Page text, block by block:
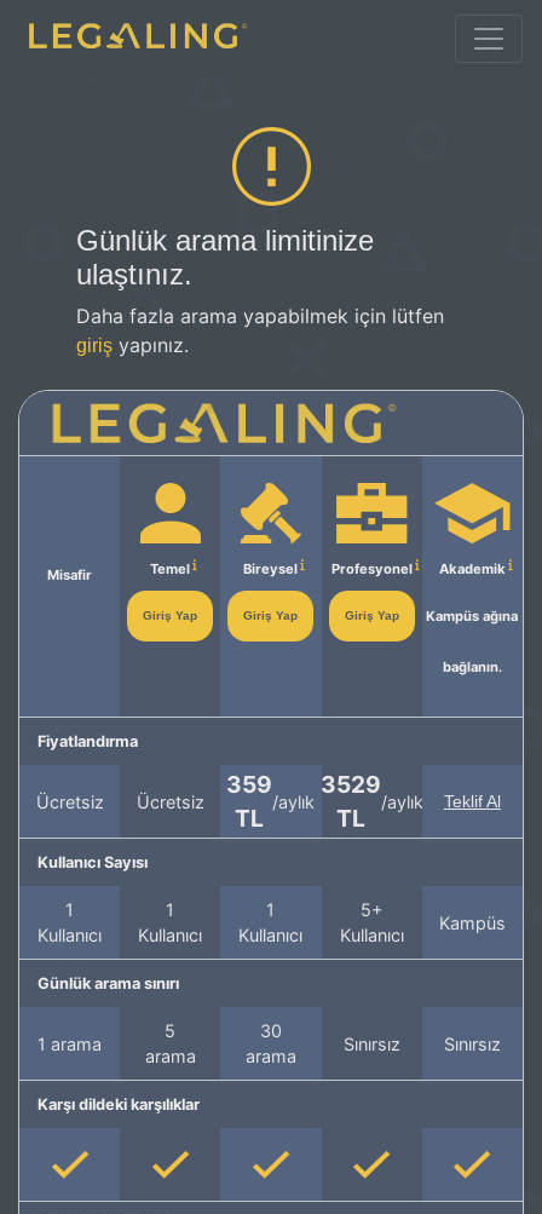
Günlük arama limitinize
ulaştınız.
Daha fazla arama yapabilmek için lütfen
giriş yapınız.
Misafir Temel
Giriş Yap
Bireysel
Giriş Yap
Profesyonel
Giriş Yap
Akademik
Kampüs ağına
bağlanın.
Fiyatlandırma
Ücretsiz Ücretsiz
359
TL
/aylık
3529
TL
/aylık Teklif Al
Kullanıcı Sayısı
1
Kullanıcı
1
Kullanıcı
1
Kullanıcı
5+
Kullanıcı
Kampüs
Günlük arama sınırı
1 arama
5
arama
30
arama
Sınırsız Sınırsız
Karşı dildeki karşılıklar